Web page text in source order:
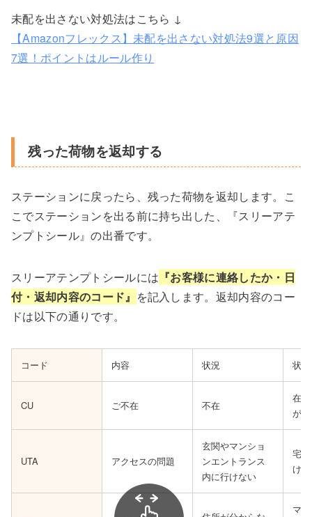
未配を出さない対処法はこちら ↓
【Amazonフレックス】未配を出さない対処法9選と原因
7選！ポイントはルール作り
残った荷物を返却する
ステーションに戻ったら、残った荷物を返却します。こ
こでステーションを出る前に持ち出した、『スリーアテ
ンプトシール』の出番です。
スリーアテンプトシールには 『お客様に連絡したか・日
付・返却内容のコード』 を記入します。返却内容のコー
ドは以下の通りです。
コード 内容 状況 状
CU ご不在 不在
在
が
UTA アクセスの問題
玄関やマンショ
ンエントランス
内に行けない
宅
け
マ